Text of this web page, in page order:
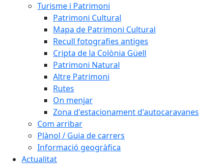
Turisme i Patrimoni
Patrimoni Cultural
Mapa de Patrimoni Cultural
Recull fotografies antiges
Cripta de la Colònia Güell
Patrimoni Natural
Altre Patrimoni
Rutes
On menjar
Zona d'estacionament d'autocaravanes
Com arribar
Plànol / Guia de carrers
Informació geogràfica
Actualitat